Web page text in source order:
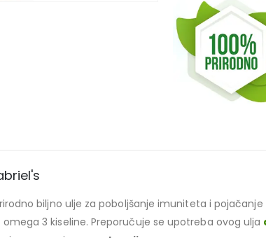
biljno ulje za poboljšanje imuniteta i
3 kiseline. Preporučuje se upotreba ovog ulja